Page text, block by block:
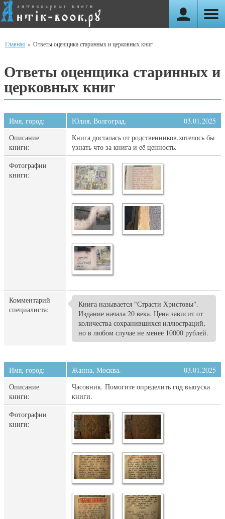
Главная » Ответы оценщика старинных и церковных книг
Ответы оценщика старинных и
церковных книг
Имя, город: Юлия, Волгоград.
03.01.2025
Описание
книги:
Книга досталась от родственников,хотелось бы
узнать что за книга и её ценность.
Фотографии
книги:
Комментарий
специалиста:
Книга называется "Страсти Христовы".
Издание начала 20 века. Цена зависит от
количества сохранившихся иллюстраций,
но в любом случае не менее 10000 рублей.
Имя, город: Жанна, Москва.
03.01.2025
Описание
книги:
Часовник. Помогите определить год выпуска
книги.
Фотографии
книги: